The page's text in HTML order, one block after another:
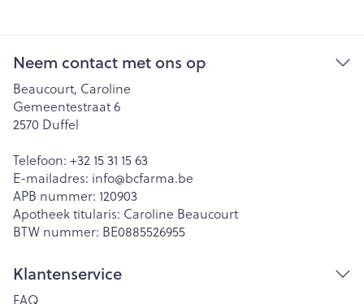
Neem contact met ons op
Beaucourt, Caroline
Gemeentestraat 6
2570 Duffel
Telefoon: +32 15 31 15 63
E-mailadres: info@bcfarma.be
APB nummer: 120903
Apotheek titularis: Caroline Beaucourt
BTW nummer: BE0885526955
Klantenservice
FAQ